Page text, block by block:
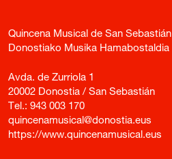
Quincena Musical de San Sebastián
Donostiako Musika Hamabostaldia
Avda. de Zurriola 1
20002 Donostia / San Sebastián
Tel.: 943 003 170
quincenamusical@donostia.eus
https://www.quincenamusical.eus